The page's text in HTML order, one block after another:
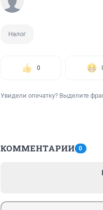
Налог
0
Увидели опечатку? Выделите
КОММЕНТАРИИ 0